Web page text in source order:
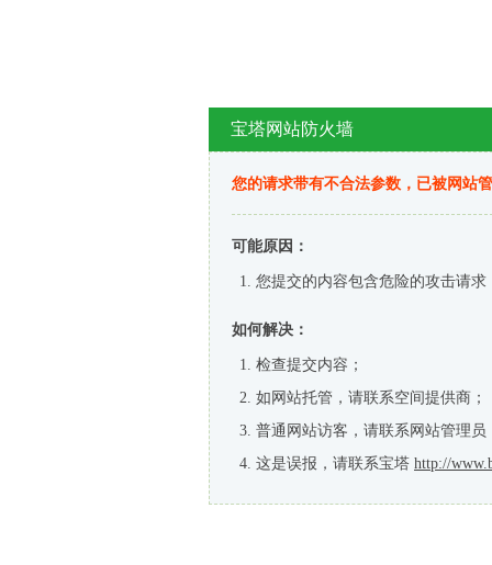
宝塔网站防火墙
您的请求带有不合法参数，已被网站
可能原因：
您提交的内容包含危险的攻击请求
如何解决：
检查提交内容；
如网站托管，请联系空间提供商；
普通网站访客，请联系网站管理员
这是误报，请联系宝塔 http://